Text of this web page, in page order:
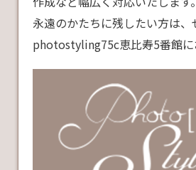
永遠のかたちに残したい方は、
photostyling75c恵比寿5番館に